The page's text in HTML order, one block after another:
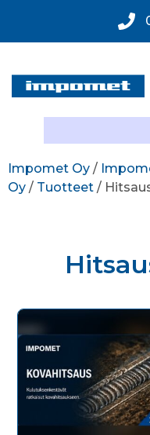
Impomet Oy /
Oy / Tuotteet /